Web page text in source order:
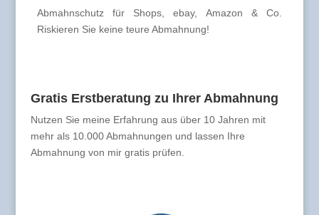
Abmahnschutz für Shops, ebay, Amazon & Co.
Riskieren Sie keine teure Abmahnung!
Gratis Erstberatung zu Ihrer Abmahnung
Nutzen Sie meine Erfahrung aus über 10 Jahren mit
mehr als 10.000 Abmahnungen und lassen Ihre
Abmahnung von mir gratis prüfen.